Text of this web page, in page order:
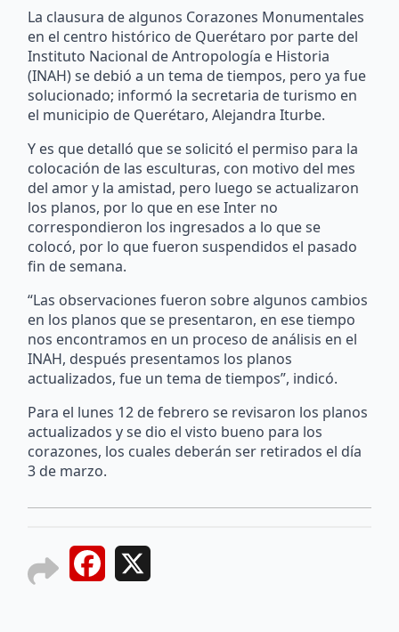
La clausura de algunos Corazones Monumentales
en el centro histórico de Querétaro por parte del
Instituto Nacional de Antropología e Historia
(INAH) se debió a un tema de tiempos, pero ya fue
solucionado; informó la secretaria de turismo en
el municipio de Querétaro, Alejandra Iturbe.
Y es que detalló que se solicitó el permiso para la
colocación de las esculturas, con motivo del mes
del amor y la amistad, pero luego se actualizaron
los planos, por lo que en ese Inter no
correspondieron los ingresados a lo que se
colocó, por lo que fueron suspendidos el pasado
fin de semana.
“Las observaciones fueron sobre algunos cambios
en los planos que se presentaron, en ese tiempo
nos encontramos en un proceso de análisis en el
INAH, después presentamos los planos
actualizados, fue un tema de tiempos”, indicó.
Para el lunes 12 de febrero se revisaron los planos
actualizados y se dio el visto bueno para los
corazones, los cuales deberán ser retirados el día
3 de marzo.
Facebook